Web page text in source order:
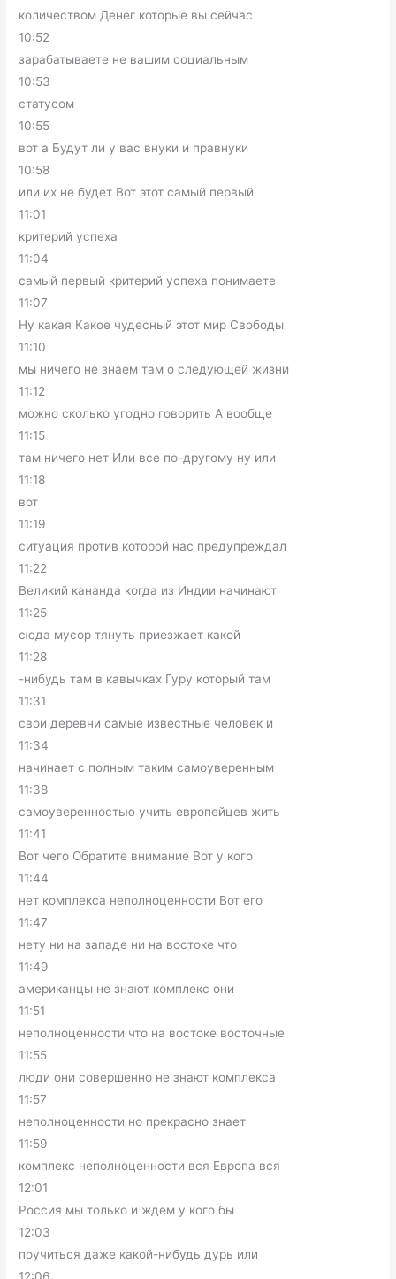
количеством Денег которые вы сейчас
10:52
зарабатываете не вашим социальным
10:53
статусом
10:55
вот а Будут ли у вас внуки и правнуки
10:58
или их не будет Вот этот самый первый
11:01
критерий успеха
11:04
самый первый критерий успеха понимаете
11:07
Ну какая Какое чудесный этот мир Свободы
11:10
мы ничего не знаем там о следующей жизни
11:12
можно сколько угодно говорить А вообще
11:15
там ничего нет Или все по-другому ну или
11:18
вот
11:19
ситуация против которой нас предупреждал
11:22
Великий кананда когда из Индии начинают
11:25
сюда мусор тянуть приезжает какой
11:28
-нибудь там в кавычках Гуру который там
11:31
свои деревни самые известные человек и
11:34
начинает с полным таким самоуверенным
11:38
самоуверенностью учить европейцев жить
11:41
Вот чего Обратите внимание Вот у кого
11:44
нет комплекса неполноценности Вот его
11:47
нету ни на западе ни на востоке что
11:49
американцы не знают комплекс они
11:51
неполноценности что на востоке восточные
11:55
люди они совершенно не знают комплекса
11:57
неполноценности но прекрасно знает
11:59
комплекс неполноценности вся Европа вся
12:01
Россия мы только и ждём у кого бы
12:03
поучиться даже какой-нибудь дурь или